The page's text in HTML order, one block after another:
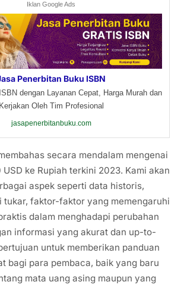
Iklan Google Ads
Penerbitan Buku ISBN
dengan Layanan Cepat, Harga Murah dan
Kerjakan Oleh Tim Profesional
jasapenerbitanbuku.com
secara mendalam mengenai
ke Rupiah terkini 2023. Kami akan
aspek seperti data historis,
tukar, faktor-faktor yang memengaruhi
dalam menghadapi perubahan
informasi yang akurat dan up-to-
untuk memberikan panduan
bagi para pembaca, baik yang baru
mata uang asing maupun yang